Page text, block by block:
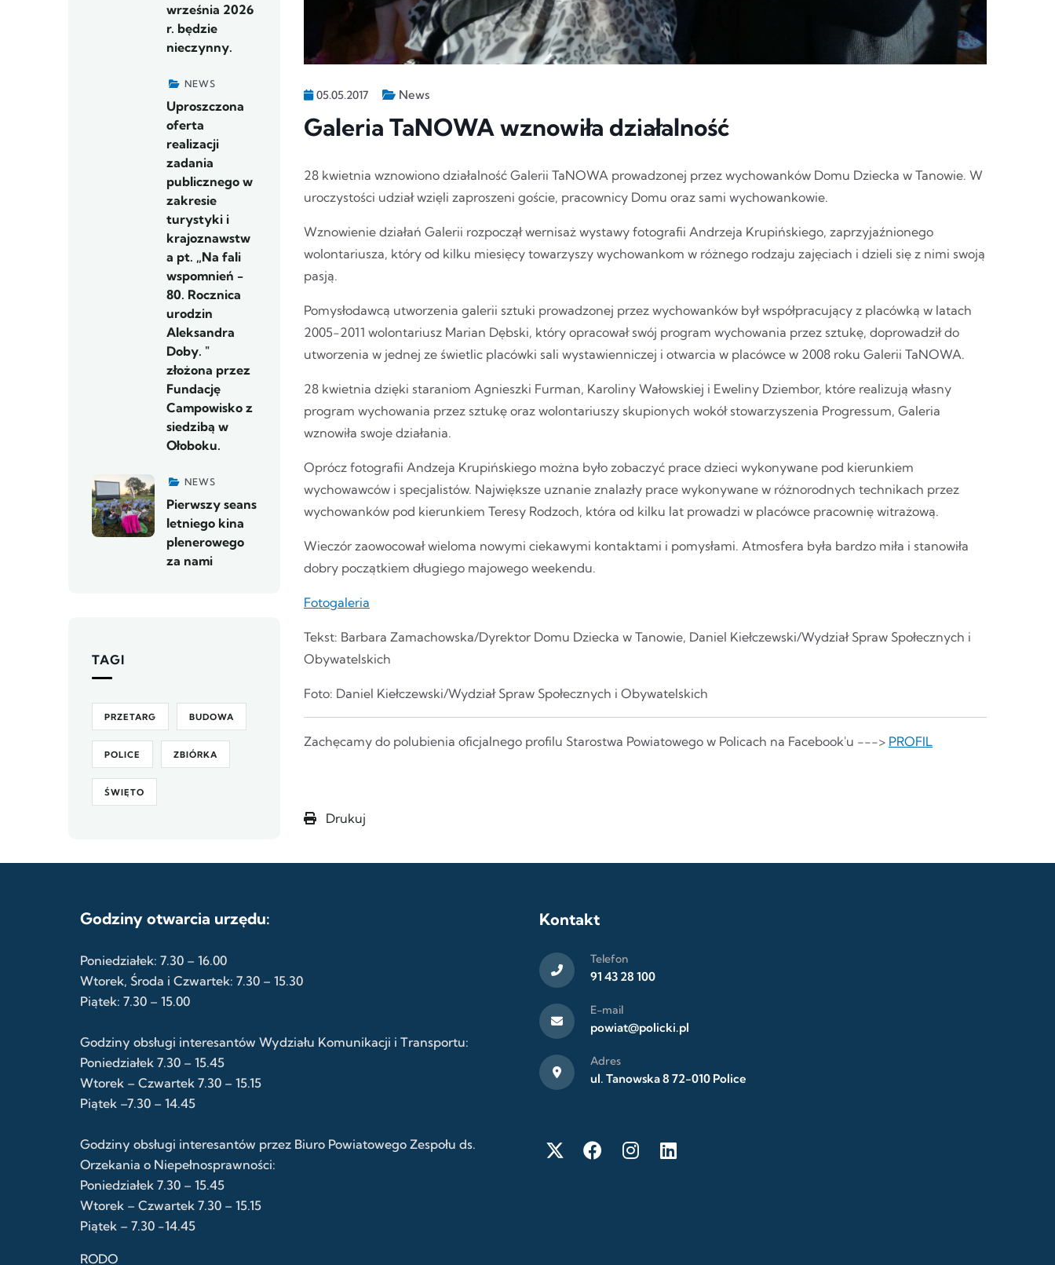
05.05.2017 News
Galeria TaNOWA wznowiła działalność
28 kwietnia wznowiono działalność Galerii TaNOWA prowadzonej przez wychowanków Domu Dziecka w Tanowie. W
uroczystości udział wzięli zaproszeni goście, pracownicy Domu oraz sami wychowankowie.
Wznowienie działań Galerii rozpoczął wernisaż wystawy fotografii Andrzeja Krupińskiego, zaprzyjaźnionego
wolontariusza, który od kilku miesięcy towarzyszy wychowankom w różnego rodzaju zajęciach i dzieli się z nimi swoją
pasją.
Pomysłodawcą utworzenia galerii sztuki prowadzonej przez wychowanków był współpracujący z placówką w latach
2005-2011 wolontariusz Marian Dębski, który opracował swój program wychowania przez sztukę, doprowadził do
utworzenia w jednej ze świetlic placówki sali wystawienniczej i otwarcia w placówce w 2008 roku Galerii TaNOWA.
28 kwietnia dzięki staraniom Agnieszki Furman, Karoliny Wałowskiej i Eweliny Dziembor, które realizują własny
program wychowania przez sztukę oraz wolontariuszy skupionych wokół stowarzyszenia Progressum, Galeria
wznowiła swoje działania.
Oprócz fotografii Andzeja Krupińskiego można było zobaczyć prace dzieci wykonywane pod kierunkiem
wychowawców i specjalistów. Największe uznanie znalazły prace wykonywane w różnorodnych technikach przez
wychowanków pod kierunkiem Teresy Rodzoch, która od kilku lat prowadzi w placówce pracownię witrażową.
Wieczór zaowocował wieloma nowymi ciekawymi kontaktami i pomysłami. Atmosfera była bardzo miła i stanowiła
dobry początkiem długiego majowego weekendu.
Fotogaleria
Tekst: Barbara Zamachowska/Dyrektor Domu Dziecka w Tanowie, Daniel Kiełczewski/Wydział Spraw Społecznych i
Obywatelskich
Foto: Daniel Kiełczewski/Wydział Spraw Społecznych i Obywatelskich
Zachęcamy do polubienia oficjalnego profilu Starostwa Powiatowego w Policach na Facebook'u ---> PROFIL
Drukuj
września 2026
r. będzie
nieczynny.
NEWS
Uproszczona
oferta
realizacji
zadania
publicznego w
zakresie
turystyki i
krajoznawstw
a pt. „Na fali
wspomnień -
80. Rocznica
urodzin
Aleksandra
Doby. "
złożona przez
Fundację
Campowisko z
siedzibą w
Ołoboku.
NEWS
Pierwszy seans
letniego kina
plenerowego
za nami
TAGI
PRZETARG BUDOWA
POLICE ZBIÓRKA
ŚWIĘTO
Godziny otwarcia urzędu:
Poniedziałek: 7.30 – 16.00
Wtorek, Środa i Czwartek: 7.30 – 15.30
Piątek: 7.30 – 15.00
Godziny obsługi interesantów Wydziału Komunikacji i Transportu:
Poniedziałek 7.30 – 15.45
Wtorek – Czwartek 7.30 – 15.15
Piątek –7.30 – 14.45
Godziny obsługi interesantów przez Biuro Powiatowego Zespołu ds.
Orzekania o Niepełnosprawności:
Poniedziałek 7.30 – 15.45
Wtorek – Czwartek 7.30 – 15.15
Piątek – 7.30 -14.45
RODO
Kontakt
Telefon
91 43 28 100
E-mail
powiat@policki.pl
Adres
ul. Tanowska 8 72-010 Police